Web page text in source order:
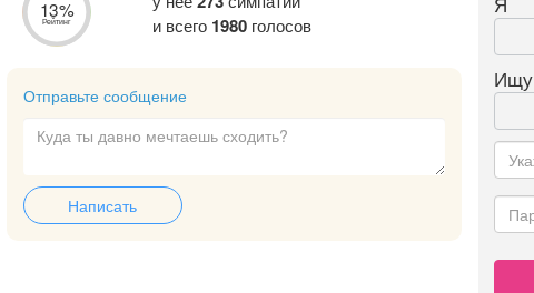
13%
Рейтинг
и всего 1980голосов
Отправьте сообщение
Написать
Ищу